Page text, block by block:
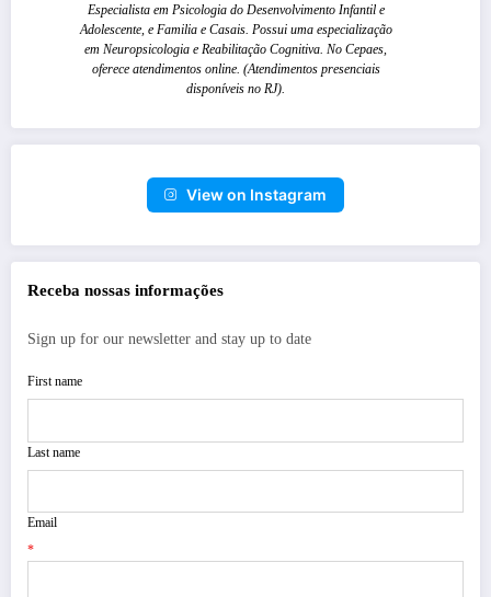
Especialista em Psicologia do Desenvolvimento Infantil e
Adolescente, e Familia e Casais. Possui uma especialização
em Neuropsicologia e Reabilitação Cognitiva. No Cepaes,
oferece atendimentos online. (Atendimentos presenciais
disponíveis no RJ).
View on Instagram
Receba nossas informações
Sign up for our newsletter and stay up to date
First name
Last name
Email
*